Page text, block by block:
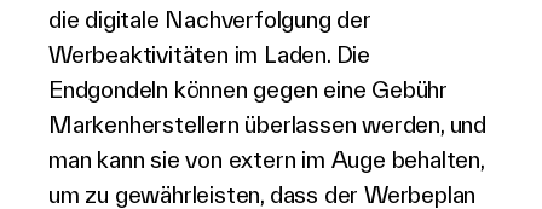
die digitale Nachverfolgung der
Werbeaktivitäten im Laden. Die
Endgondeln können gegen eine Gebühr
Markenherstellern überlassen werden, und
man kann sie von extern im Auge behalten,
um zu gewährleisten, dass der Werbeplan